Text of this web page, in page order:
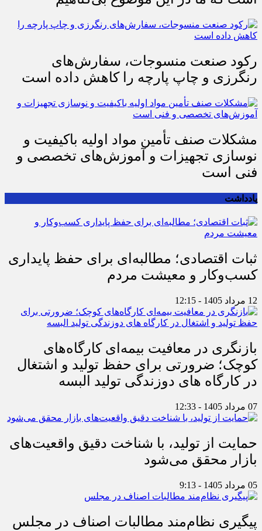
رکود صنعت منسوجات، سفارش‌های
رنگرزی و چاپ پارچه را کاهش داده است
مشکلات صنف تأمین مواد اولیه باکیفیت و
نوسازی تجهیزات و آموزش‌های تخصصی و
فنی است
یادداشت
ثبات اقتصادی؛ مطالبه‌ای برای حفظ پایداری
کسب‌وکار و معیشت مردم
12 مرداد 1405 - 12:15
بازنگری در معافیت بیمه‌ای کارگاه‌های
کوچک؛ ضرورتی برای حفظ تولید و اشتغال
در کارگاه های دوزندگی تولید البسه
07 مرداد 1405 - 12:33
حمایت از تولید، با شناخت دقیق واقعیت‌های
بازار محقق می‌شود
05 مرداد 1405 - 9:13
پیگیری نظام‌مند مطالبات اصناف در مجلس